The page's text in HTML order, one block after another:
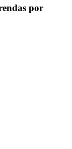
por